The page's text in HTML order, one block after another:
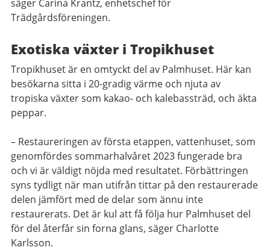
säger Carina Krantz, enhetschef för
Trädgårdsföreningen.
Exotiska växter i Tropikhuset
Tropikhuset är en omtyckt del av Palmhuset. Här kan
besökarna sitta i 20-gradig värme och njuta av
tropiska växter som kakao- och kalebassträd, och äkta
peppar.
– Restaureringen av första etappen, vattenhuset, som
genomfördes sommarhalvåret 2023 fungerade bra
och vi är väldigt nöjda med resultatet. Förbättringen
syns tydligt när man utifrån tittar på den restaurerade
delen jämfört med de delar som ännu inte
restaurerats. Det är kul att få följa hur Palmhuset del
för del återfår sin forna glans, säger Charlotte
Karlsson.